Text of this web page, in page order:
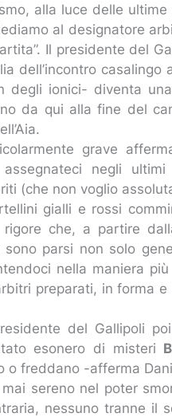
alla luce delle
al designatore
Il presidente del
dell’incontro casalingo
degli ionici- diventa
da qui alla fine del
grave
negli ultimi
(che non voglio
gialli e rossi
che, a partire
parsi non solo
nella maniera
preparati, in forma
del Gallipoli
esonero di misteri
o freddano -afferma
sereno nel poter
nessuno tranne il